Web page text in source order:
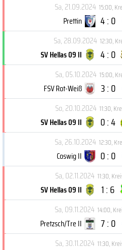
Sa, 21.09.2024 15:00,
Prettin 4 : 0
Sa, 28.09.2024 12:30,
SV Hellas 09 II 4 : 0
Sa, 05.10.2024 15:00,
FSV Rot-Weiß 3 : 0
So, 20.10.2024 11:30,
SV Hellas 09 II 0 : 4
Sa, 26.10.2024 12:30,
Coswig II 0 : 0
Sa, 02.11.2024 11:30,
SV Hellas 09 II 1 : 6
Sa, 09.11.2024 14:00,
Pretzsch/Tre II 7 : 0
Sa, 30.11.2024 11:30,